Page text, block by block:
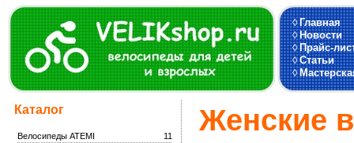
◊Главная
◊Новости
◊Прайс-
◊Статьи
◊
Каталог
11
Велосипеды ATEMI
Женские